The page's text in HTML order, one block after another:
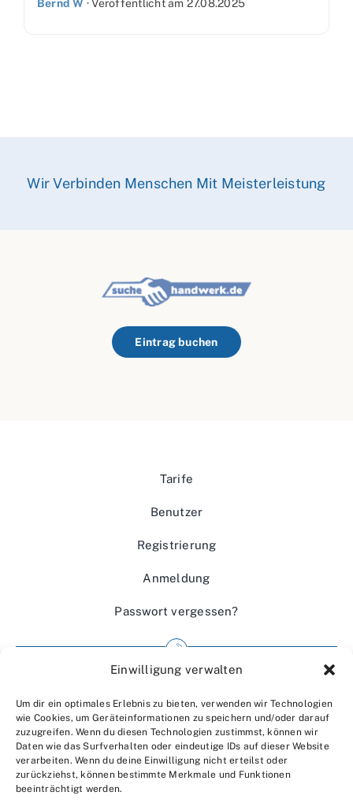
Einwilligung verwalten
Um dir ein optimales Erlebnis zu bieten, verwenden wir Technologien
wie Cookies, um Geräteinformationen zu speichern und/oder darauf
zuzugreifen. Wenn du diesen Technologien zustimmst, können wir
Daten wie das Surfverhalten oder eindeutige IDs auf dieser Website
verarbeiten. Wenn du deine Einwilligung nicht erteilst oder
zurückziehst, können bestimmte Merkmale und Funktionen
beeinträchtigt werden.
Bernd W ·Veröffentlicht am 27.08.2025
Wir Verbinden Menschen Mit Meisterleistung
Eintrag buchen
Tarife
Benutzer
Registrierung
Anmeldung
Passwort vergessen?
Wir über uns
Kontakt
Datenschutzerklärung